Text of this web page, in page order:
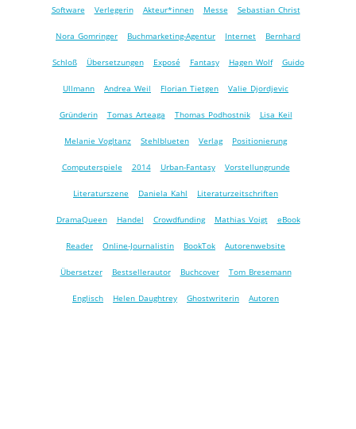
Software Verlegerin Akteur*innen Messe Sebastian Christ
Nora Gomringer Buchmarketing-Agentur Internet Bernhard
Schloß Übersetzungen Exposé Fantasy Hagen Wolf Guido
Ullmann Andrea Weil Florian Tietgen Valie Djordjevic
Gründerin Tomas Arteaga Thomas Podhostnik Lisa Keil
Melanie Vogltanz Stehlblueten Verlag Positionierung
Computerspiele 2014 Urban-Fantasy Vorstellungrunde
Literaturszene Daniela Kahl Literaturzeitschriften
DramaQueen Handel Crowdfunding Mathias Voigt eBook
Reader Online-Journalistin BookTok Autorenwebsite
Übersetzer Bestsellerautor Buchcover Tom Bresemann
Englisch Helen Daughtrey Ghostwriterin Autoren